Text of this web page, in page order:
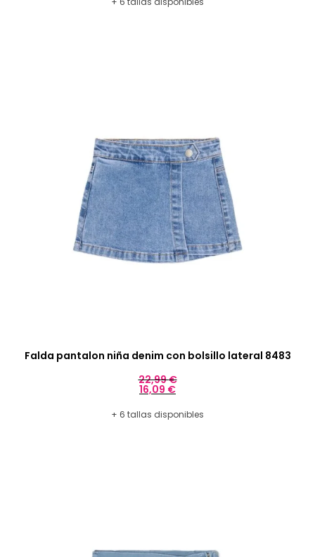
Falda pantalon niña denim con bolsillo lateral 8483
22,99€
16,09 €
+ 6 tallas disponibles